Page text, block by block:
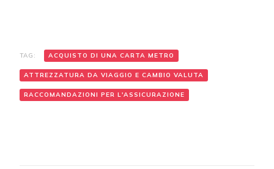
TAG: ACQUISTO DI UNA CARTA METRO
ATTREZZATURA DA VIAGGIO E CAMBIO VALUTA
RACCOMANDAZIONI PER L'ASSICURAZIONE